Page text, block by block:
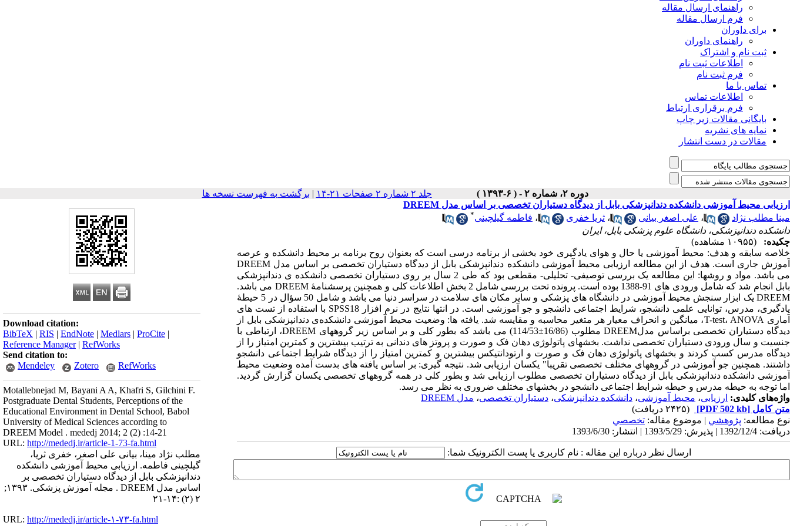
راهنمای ارسال مقاله
فرم ارسال مقاله
برای داوران
راهنمای داوران
ثبت نام و اشتراک
اطلاعات ثبت نام
فرم ثبت نام
تماس با ما
اطلاعات تماس
فرم برقراری ارتباط
بایگانی مقالات زیر چاپ
نمایه های نشریه
مقالات در دست انتشار
دوره ۲، شماره ۲ - ( ۶-۱۳۹۳ ) جلد ۲ شماره ۲ صفحات ۲۱-۱۴ | برگشت به فهرست نسخه ها
Download citation:
BibTeX | RIS | EndNote | Medlars | ProCite |
Reference Manager| RefWorks
Send citation to:
Mendeley
Zotero RefWorks
Motallebnejad M, Bayani A A, Khafri S, Gilchini F.
Postgraduate Dental Students, Perceptions of the
Educational Environment in Dental School, Babol
University of Medical Sciences according to
DREEM Model . mededj 2014; 2 (2) :14-21
URL: http://mededj.ir/article-1-73-fa.html
مطلب نژاد مینا، بیانی علی اصغر، خفری ثریا،
گیلچینی فاطمه. ارزیابی محیط آموزشی دانشکده
دندانپزشکی بابل از دیدگاه دستیاران تخصصی بر
اساس مدل DREEM . مجله آموزش پزشکی. ۱۳۹۳;
۲ (۲) :۱۴-۲۱
URL: http://mededj.ir/article-۱-۷۳-fa.html
ارزیابی محیط آموزشی دانشکده دندانپزشکی بابل از دیدگاه دستیاران تخصصی بر اساس مدل DREEM
مینا مطلب نژاد
، علی اصغر بیانی ، ثریا خفری ، فاطمه گیلچینی*
دانشکده دندانپزشکی، دانشگاه علوم پزشکی بابل، ایران
چکیده:
(۱۰۹۵۵ مشاهده)
خلاصه سابقه و هدف: محیط آموزشی یا حال و هوای یادگیری خود بخشی از برنامه درسی است که بعنوان روح برنامه بر محیط دانشکده و عرصه
آموزش جاری است. هدف از این مطالعه ارزیابی محیط آموزشی دانشکده دندانپزشکی بابل از دیدگاه دستیاران تخصصی بر اساس مدل DREEM
می باشد. مواد و روشها: این مطالعه یک بررسی توصیفی- تحلیلی- مقطعی بود که طی 2 سال بر روی دستیاران تخصصی دانشکده ی دندانپزشکی
بابل انجام شد که شامل ورودی های 91-1388 بوده است. پرونده تحت بررسی شامل 2 بخش اطلاعات کلی و همچنین پرسشنامۀ DREEM می باشد.
DREEM یک ابزار سنجش محیط آموزشی در دانشگاه های پزشکی و سایر مکان های سلامت در سراسر دنیا می باشد و شامل 50 سؤال در 5 حیطۀ
یادگیری، مدرس، توانایی علمی دانشجو، شرایط اجتماعی دانشجو و جو آموزشی است. در انتها نتایج در نرم افزار SPSS18 با استفاده از تست های
آماری T-test، ANOVA، میانگین و انحراف معیار هر متغیر محاسبه و مقایسه شد. یافته ها: وضعیت محیط آموزشی دانشکده‌ی دندانپزشکی بابل از
دیدگاه دستیاران تخصصی بر‌اساس مدلDREEM مطلوب (16/86±114/53) می باشد که بطور کلی و بر اساس زیر گروههای DREEM، ارتباطی با
جنسیت و سال ورودی دستیاران تخصصی نداشت. بخشهای پاتولوژی دهان فک و صورت و پروتز های دندانی به ترتیب بیشترین و کمترین امتیاز را از
دیدگاه مدرس کسب کردند و بخشهای پاتولوژی دهان فک و صورت و ارتودانتیکس بیشترین و کمترین امتیاز را از دیدگاه شرایط اجتماعی دانشجو
داشتند. همچنین جو آموزشی در گروههای مختلف تخصصی تقریبا" یکسان ارزیابی شد. نتیجه گیری: بر اساس یافته های بدست آمده وضعیت محیط
آموزشی دانشکده دندانپزشکی بابل از دیدگاه دستیاران تخصصی مطلوب ارزیابی شد و بطور کلی در همه گروههای تخصصی یکسان گزارش گردید.
اما توجه به حیطه مدرس و حیطه شرایط اجتماعی دانشجو در بخشهای مختلف ضروری به نظر می رسد.
واژه‌های کلیدی: ارزیابی، محیط آموزشی، دانشکده دندانپزشکی، دستیاران تخصصی، مدل DREEM
متن کامل [PDF 502 kb]
(۲۴۲۵ دریافت)
نوع مطالعه: پژوهشي | موضوع مقاله: تخصصي
دریافت: 1392/12/4 | پذیرش: 1393/5/29 | انتشار: 1393/6/30
ارسال نظر درباره این مقاله : نام کاربری یا پست الکترونیک شما: